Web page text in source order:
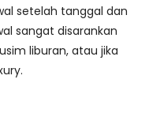
setelah tanggal dan
sangat disarankan
liburan, atau jika